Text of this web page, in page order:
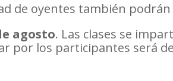
de oyentes también
agosto. Las clases se
por los participantes será